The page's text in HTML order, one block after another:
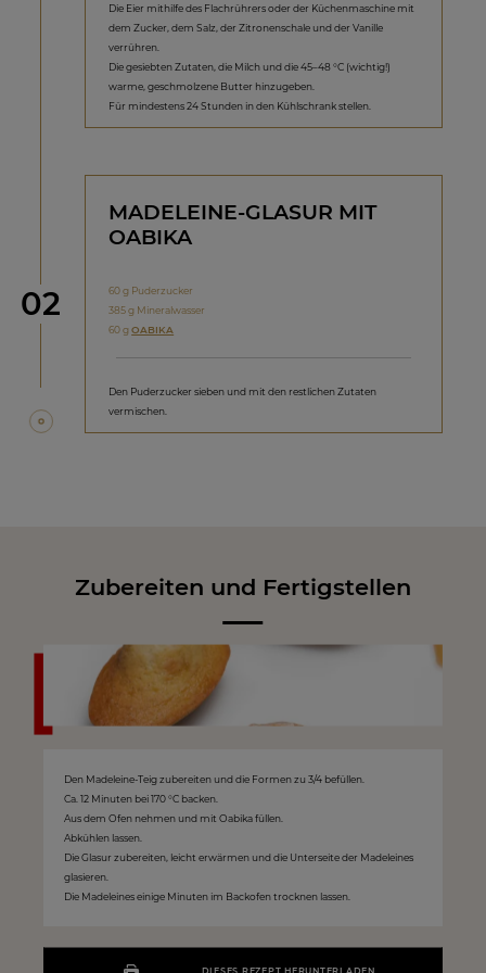
Die Eier mithilfe des Flachrührers oder der Küchenmaschine mit
dem Zucker, dem Salz, der Zitronenschale und der Vanille
verrühren.
Die gesiebten Zutaten, die Milch und die 45–48 °C (wichtig!)
warme, geschmolzene Butter hinzugeben.
Für mindestens 24 Stunden in den Kühlschrank stellen.
Schritt
02
MADELEINE-GLASUR MIT
OABIKA
60 g Puderzucker
385 g Mineralwasser
60 gOABIKA
Den Puderzucker sieben und mit den restlichen Zutaten
vermischen.
Zubereiten und Fertigstellen
Den Madeleine-Teig zubereiten und die Formen zu 3/4 befüllen.
Ca. 12 Minuten bei 170 °C backen.
Aus dem Ofen nehmen und mit Oabika füllen.
Abkühlen lassen.
Die Glasur zubereiten, leicht erwärmen und die Unterseite der Madeleines
glasieren.
Die Madeleines einige Minuten im Backofen trocknen lassen.